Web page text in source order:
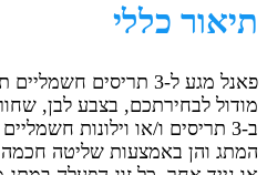
תיאור כללי
מודול לבחירתכם, בצבע לבן,
ב-3 תריסים ו/או וילונות
המתג והן באמצעות שליטה חכמה